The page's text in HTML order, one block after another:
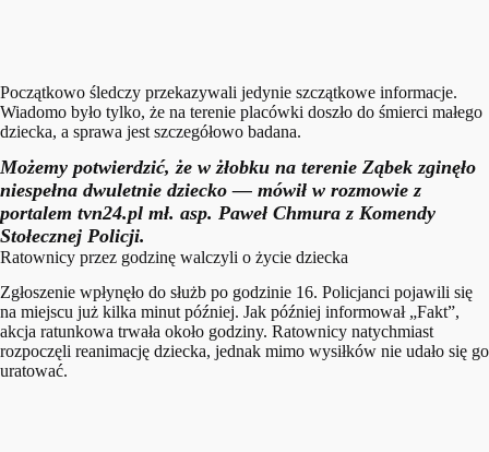
Początkowo śledczy przekazywali jedynie szczątkowe informacje.
Wiadomo było tylko, że na terenie placówki doszło do śmierci małego
dziecka, a sprawa jest szczegółowo badana.
Możemy potwierdzić, że w żłobku na terenie Ząbek zginęło
niespełna dwuletnie dziecko— mówił w rozmowie z
portalem tvn24.pl mł. asp. Paweł Chmura z Komendy
Stołecznej Policji.
Ratownicy przez godzinę walczyli o życie dziecka
Zgłoszenie wpłynęło do służb po godzinie 16. Policjanci pojawili się
na miejscu już kilka minut później. Jak później informował „Fakt”,
akcja ratunkowa trwała około godziny. Ratownicy natychmiast
rozpoczęli reanimację dziecka, jednak mimo wysiłków nie udało się go
uratować.